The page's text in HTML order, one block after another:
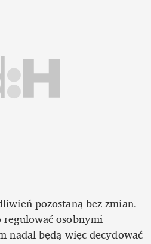
pozostaną bez zmian.
osobnymi
nadal będą więc decydować